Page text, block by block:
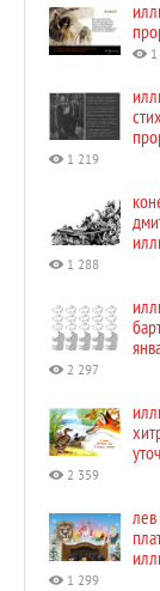
1 219
1 288
2 297
2 359
лев
1 299